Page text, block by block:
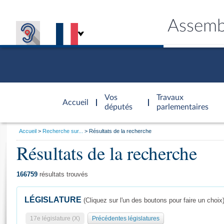
Accueil
d'accueil
Vos
députés
Travaux
parlementaires
Général
Vous
Accueil Recherche sur... Résultats de la recherche
Résultats de la recherche
166759 résultats trouvés
LÉGISLATURE (Cliquez sur l'un des boutons pour faire un choix)
17e législature (X) Précédentes législatures